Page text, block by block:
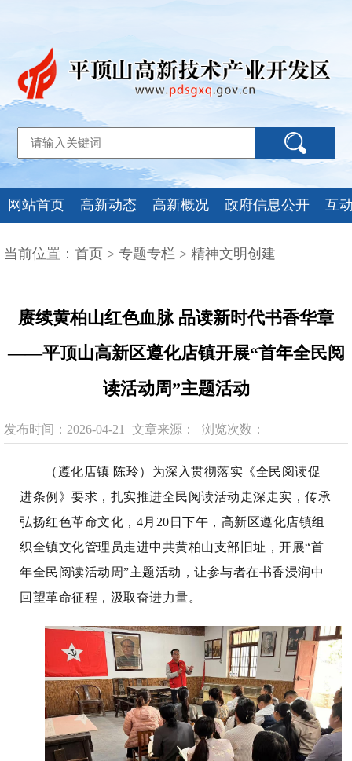
网站首页 高新动态 高新概况 政府信息公开 互
当前位置： 首页 > 专题专栏 > 精神文明创建
赓续黄柏山红色血脉 品读新时代书香华章
——平顶山高新区遵化店镇开展“首年全民阅
读活动周”主题活动
发布时间：2026-04-21 文章来源： 浏览次数：
（遵化店镇 陈玲）为深入贯彻落实《全民阅读促
进条例》要求，扎实推进全民阅读活动走深走实，传承
弘扬红色革命文化， 4月20日下午，高新区遵化店镇组
织全镇文化管理员走进中共黄柏山支部旧址，开展“首
年全民阅读活动周”主题活动，让参与者在书香浸润中
回望革命征程，汲取奋进力量。